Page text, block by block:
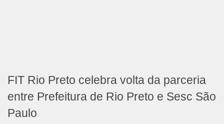
FIT Rio Preto celebra volta da parceria
entre Prefeitura de Rio Preto e Sesc São
Paulo